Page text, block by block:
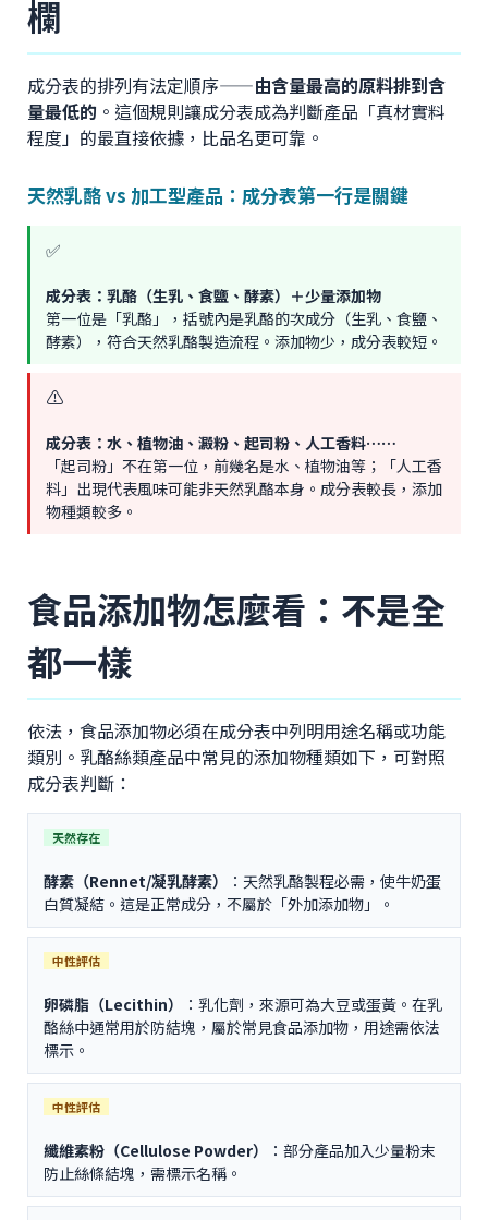
欄
成分表的排列有法定順序——由含量最高的原料排到含
量最低的 。這個規則讓成分表成為判斷產品「真材實料
程度」的最直接依據，比品名更可靠。
天然乳酪 vs 加工型產品：成分表第一行是關鍵
✅
成分表：乳酪（生乳、食鹽、酵素）＋少量添加物
第一位是「乳酪」，括號內是乳酪的次成分（生乳、食鹽、
酵素），符合天然乳酪製造流程。添加物少，成分表較短。
⚠️
成分表：水、植物油、澱粉、起司粉、人工香料⋯⋯
「起司粉」不在第一位，前幾名是水、植物油等；「人工香
料」出現代表風味可能非天然乳酪本身。成分表較長，添加
物種類較多。
食品添加物怎麼看：不是全
都一樣
依法，食品添加物必須在成分表中列明用途名稱或功能
類別。乳酪絲類產品中常見的添加物種類如下，可對照
成分表判斷：
天然存在
酵素（Rennet/凝乳酵素）
：天然乳酪製程必需，使牛奶蛋
白質凝結。這是正常成分，不屬於「外加添加物」。
中性評估
卵磷脂（Lecithin）
：乳化劑，來源可為大豆或蛋黃。在乳
酪絲中通常用於防結塊，屬於常見食品添加物，用途需依法
標示。
中性評估
纖維素粉（Cellulose Powder）
：部分產品加入少量粉末
防止絲條結塊，需標示名稱。